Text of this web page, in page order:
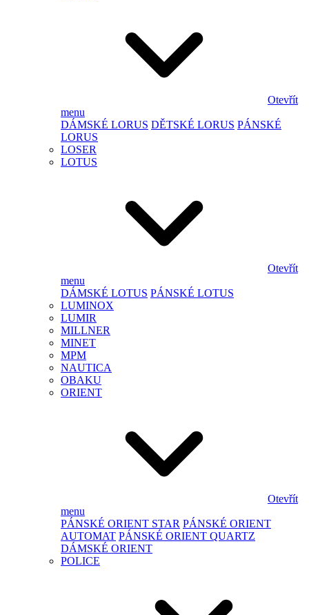
Otevřít
menu
DÁMSKÉ LORUS DĚTSKÉ LORUS PÁNSKÉ
LORUS
LOSER
LOTUS
Otevřít
menu
DÁMSKÉ LOTUS PÁNSKÉ LOTUS
LUMINOX
LUMIR
MILLNER
MINET
MPM
NAUTICA
OBAKU
ORIENT
Otevřít
menu
PÁNSKÉ ORIENT STAR PÁNSKÉ ORIENT
AUTOMAT PÁNSKÉ ORIENT QUARTZ
DÁMSKÉ ORIENT
POLICE